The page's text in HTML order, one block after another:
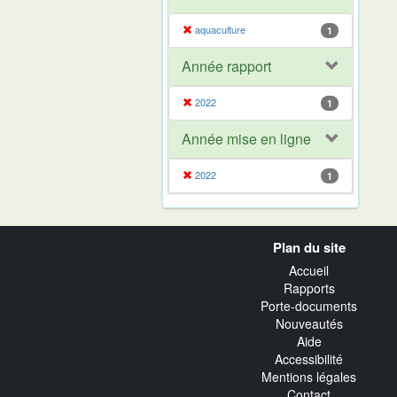
aquaculture 1
Année rapport
2022 1
Année mise en ligne
2022 1
Plan du site
Accueil
Rapports
Porte-documents
Nouveautés
Aide
Accessibilité
Mentions légales